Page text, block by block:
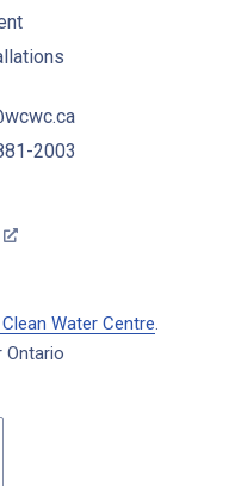
2003
Water Centre.
Ontario
Window